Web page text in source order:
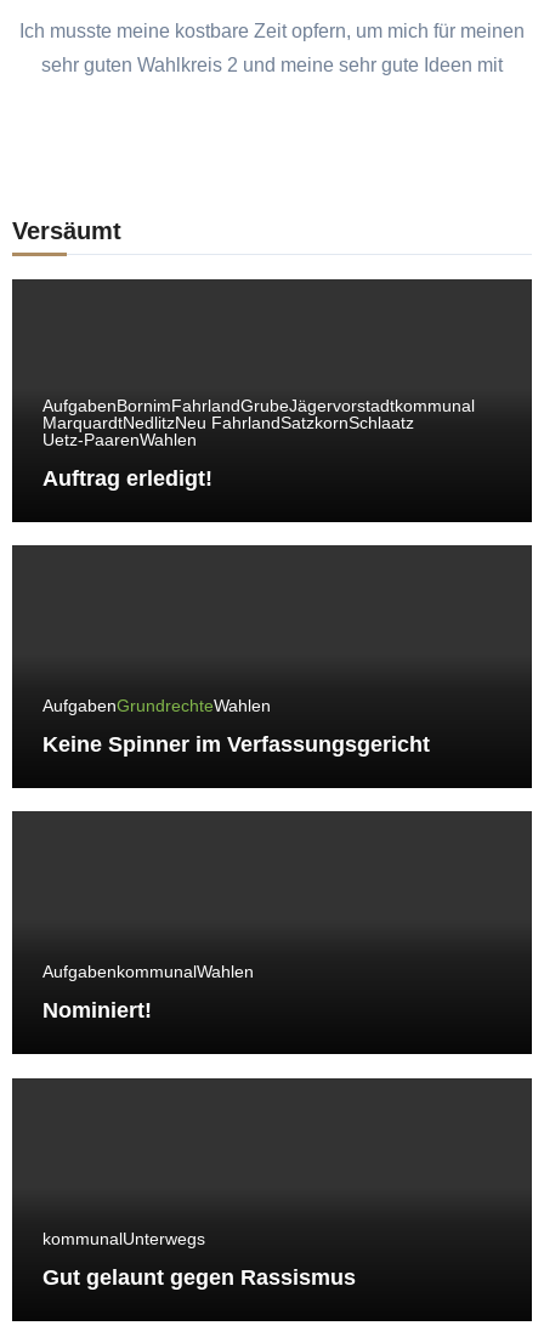
Ich musste meine kostbare Zeit opfern, um mich für meinen
sehr guten Wahlkreis 2 und meine sehr gute Ideen mit
Versäumt
AufgabenBornimFahrlandGrubeJägervorstadtkommunal
MarquardtNedlitzNeu FahrlandSatzkornSchlaatz
Uetz-PaarenWahlen
Auftrag erledigt!
AufgabenGrundrechteWahlen
Keine Spinner im Verfassungsgericht
AufgabenkommunalWahlen
Nominiert!
kommunalUnterwegs
Gut gelaunt gegen Rassismus